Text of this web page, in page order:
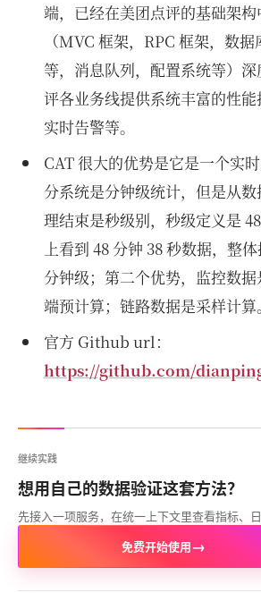
端，已经在美团点评的基础架
（MVC 框架，RPC 框架，数
等，消息队列，配置系统等）
评各业务线提供系统丰富的性能
实时告警等。
CAT 很大的优势是它是一个实
分系统是分钟级统计，但是从
理结束是秒级别，秒级定义是
上看到 48 分钟 38 秒数据，整
分钟级；第二个优势，监控数
端预计算；链路数据是采样计算。
官方 Github url：
https://github.com/
继续实践
想用自己的数据验证这套方法？
先接入一项服务，在统一上下文里查看指标、
免费开始使用→